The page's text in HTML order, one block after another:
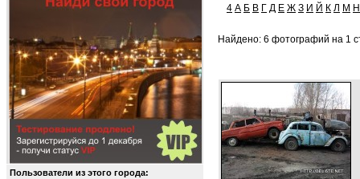
Пользователи из этого города:
4 А Б В Г Д Е Ж З И Й К Л М Н
Найдено: 6 фотографий на 1